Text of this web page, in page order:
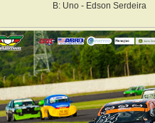
B: Uno - Edson Serdeira